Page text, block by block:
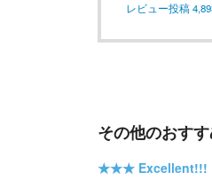
レビュー投稿
その他のおす
★★★ Excellent!!!